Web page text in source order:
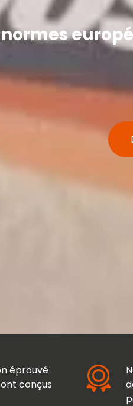
éprouvé
conçus